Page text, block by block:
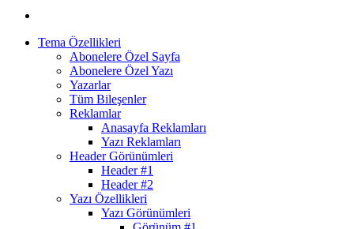
Tema Özellikleri
Abonelere Özel Sayfa
Abonelere Özel Yazı
Yazarlar
Tüm Bileşenler
Reklamlar
Anasayfa Reklamları
Yazı Reklamları
Header Görünümleri
Header #1
Header #2
Yazı Özellikleri
Yazı Görünümleri